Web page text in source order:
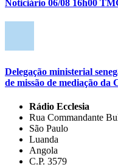
Noticiário 06/08 16h00
Delegação ministerial
de missão de mediação da
Rádio Ecclesia
Rua Commandante
São Paulo
Luanda
Angola
C.P. 3579